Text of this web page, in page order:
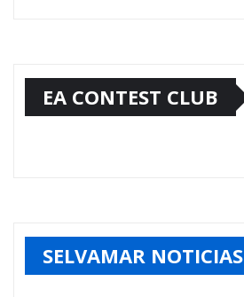
EA CONTEST CLUB
SELVAMAR NOTICIAS